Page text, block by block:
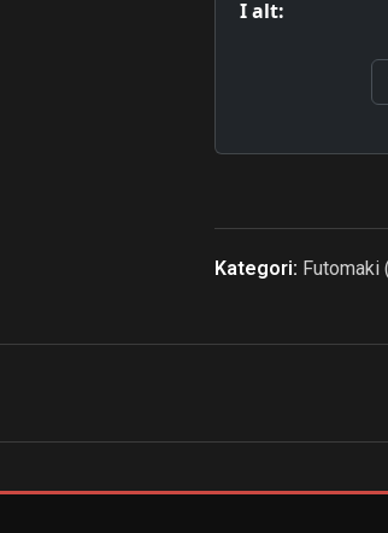
Kategori: Futomaki